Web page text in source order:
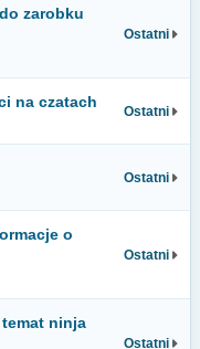
zarobku
Ostatni
na czatach
Ostatni
Ostatni
o
Ostatni
ninja
Ostatni